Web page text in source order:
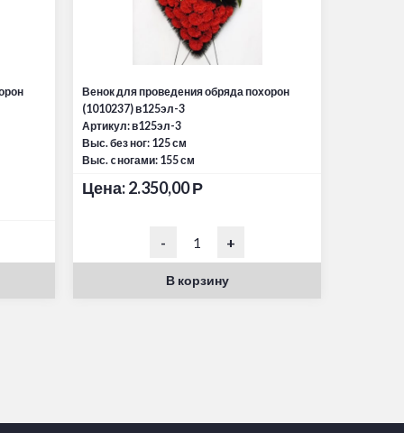
Венок для проведения обряда похорон
(1010237) в125эл-3
Артикул: в125эл-3
Выс. без ног: 125 см
Выс. c ногами: 155 см
Цена:2.350,00Р
- +
В корзину